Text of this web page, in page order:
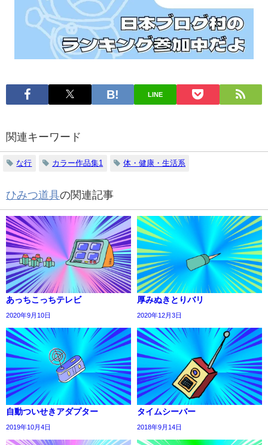
LINE
関連キーワード
な行 カラー作品集1 体・健康・生活系
ひみつ道具の関連記事
あっちこっちテレビ
2020年9月10日
厚みぬきとりバリ
2020年12月3日
自動ついせきアダプター
2019年10月4日
タイムシーバー
2018年9月14日